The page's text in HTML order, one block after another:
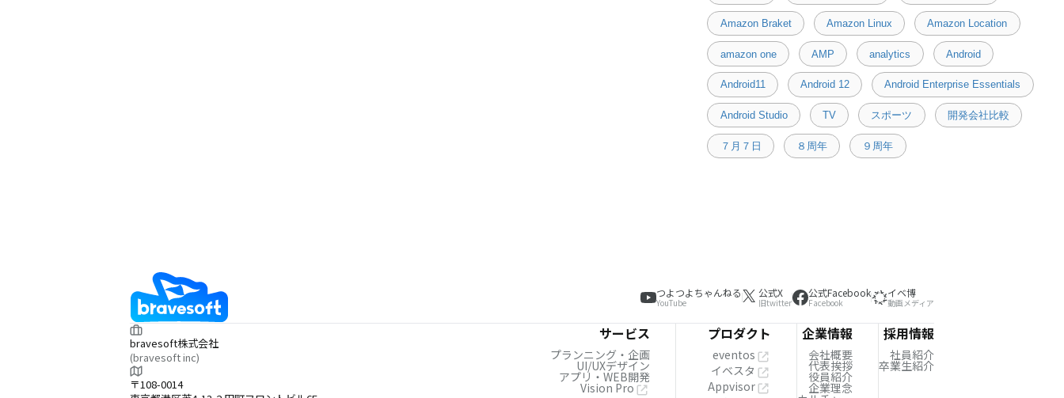
Amazon Braket Amazon Linux Amazon Location
amazon one AMP analytics Android
Android11 Android 12 Android Enterprise Essentials
Android Studio TV スポーツ 開発会社比較
７月７日 ８周年 ９周年
つよつよちゃんねる
YouTube
公式X
旧twitter
公式Facebook
Facebook
イベ博
動画メディア
bravesoft株式会社
(bravesoft inc)
〒108-0014
サービス
プランニング・企画
UI/UXデザイン
アプリ・WEB開発
Vision Pro
プロダクト
eventos
イベスタ
Appvisor
企業情報
会社概要
代表挨拶
役員紹介
企業理念
採用情報
社員紹介
卒業生紹介